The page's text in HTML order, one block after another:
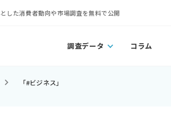
した消費者動向や市場調査を無料で公開
調査データ コラム
「#ビジネス」